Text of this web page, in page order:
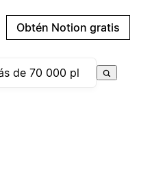
Obtén Notion gratis